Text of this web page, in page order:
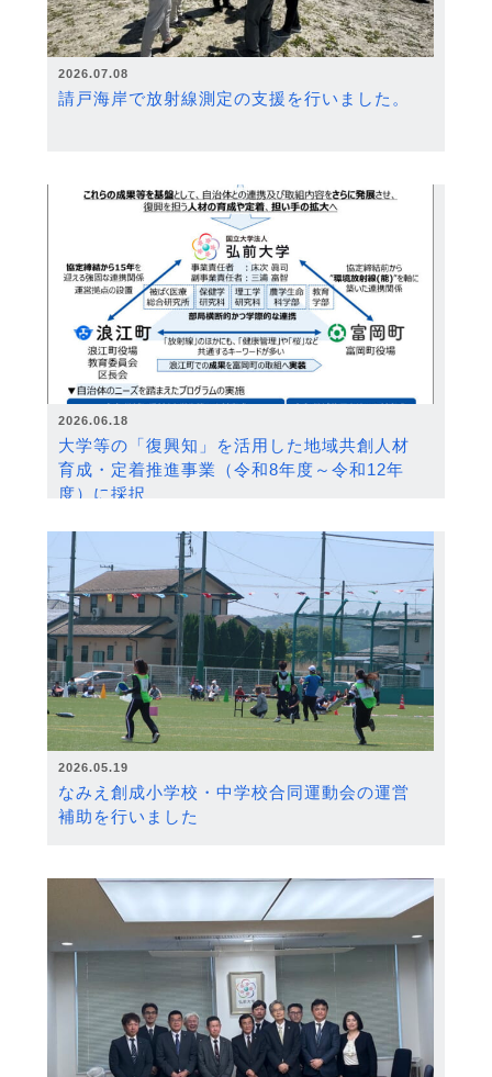
2026.07.08
請戸海岸で放射線測定の支援を行いました。
2026.06.18
大学等の「復興知」を活用した地域共創人材
育成・定着推進事業（令和8年度～令和12年
度）に採択
2026.05.19
なみえ創成小学校・中学校合同運動会の運営
補助を行いました